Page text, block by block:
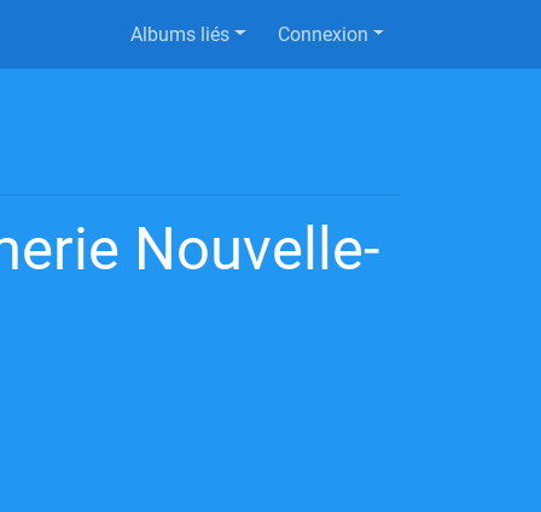
Albums liés Connexion
Nouvelle-